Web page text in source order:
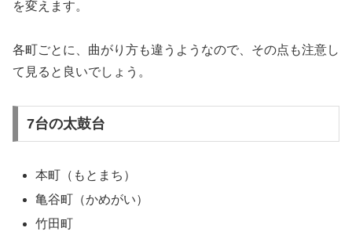
を変えます。
各町ごとに、曲がり方も違うようなので、その点も注意し
て見ると良いでしょう。
7台の太鼓台
本町（もとまち）
亀谷町（かめがい）
竹田町